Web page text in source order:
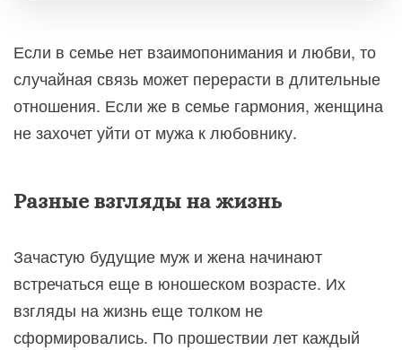
Если в семье нет взаимопонимания и любви, то
случайная связь может перерасти в длительные
отношения. Если же в семье гармония, женщина
не захочет уйти от мужа к любовнику.
Разные взгляды на жизнь
Зачастую будущие муж и жена начинают
встречаться еще в юношеском возрасте. Их
взгляды на жизнь еще толком не
сформировались. По прошествии лет каждый